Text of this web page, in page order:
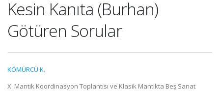
Kesin Kanıta (Burhan)
Götüren Sorular
KÖMÜRCÜ K.
X. Mantık Koordinasyon Toplantısı ve Klasik Mantıkta Beş Sanat